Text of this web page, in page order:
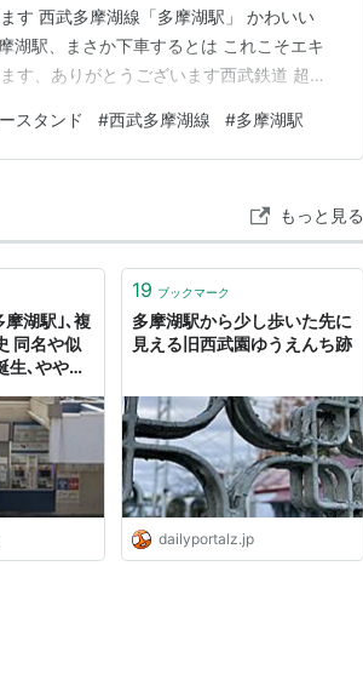
す 西武多摩湖線「多摩湖駅」 かわいい
湖駅、まさか下車するとは これこそエキ
す、ありがとうございます西武鉄道 超
無事に到着、まさに奇跡 スマホに
スタンド #西武多摩湖線 #多摩湖駅
もっと見る
湖駅｣､複
同名や似
生､ややこ
19 ブックマーク
多摩湖駅から少し歩いた先に
見える旧西武園ゆうえんち跡
dailyportalz.jp